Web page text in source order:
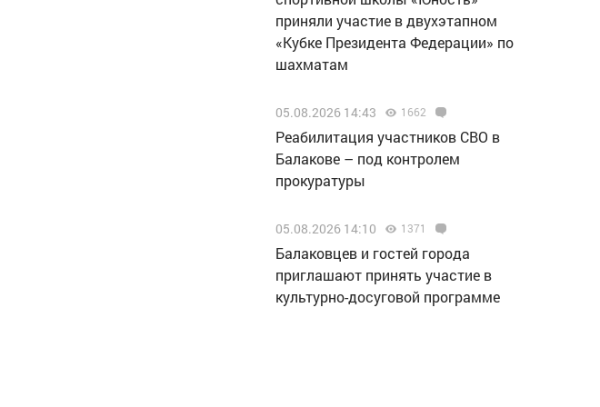
приняли участие в двухэтапном
«Кубке Президента Федерации» по
шахматам
05.08.2026 14:43 1662
Реабилитация участников СВО в
Балакове – под контролем
прокуратуры
05.08.2026 14:10 1371
Балаковцев и гостей города
приглашают принять участие в
культурно-досуговой программе